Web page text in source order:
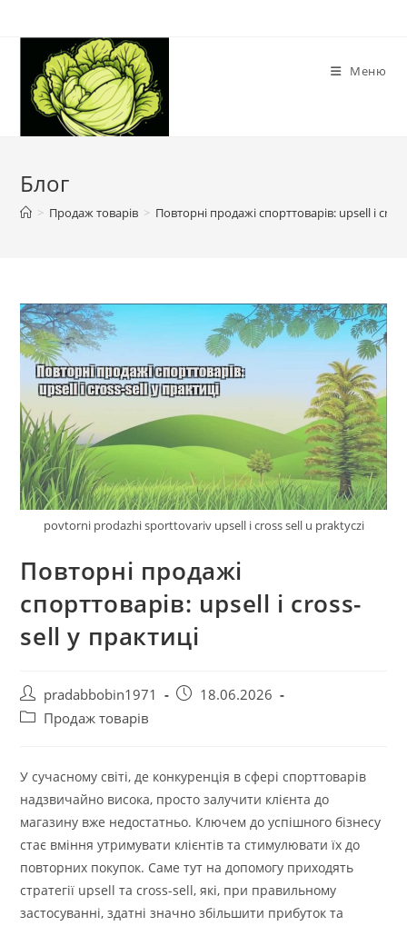
Меню
Блог
> Продаж товарів > Повторні продажі спорттоварів: upsell і
povtorni prodazhi sporttovariv upsell i cross sell u praktyczi
Повторні продажі
спорттоварів: upsell і cross-
sell у практиці
Автор
запису:
pradabbobin1971
Запис18.06.2026
Категорія
Продаж товарів
У сучасному світі, де конкуренція в сфері спорттоварів
надзвичайно висока, просто залучити клієнта до
магазину вже недостатньо. Ключем до успішного бізнесу
стає вміння утримувати клієнтів та стимулювати їх до
повторних покупок. Саме тут на допомогу приходять
стратегії upsell та cross-sell, які, при правильному
застосуванні, здатні значно збільшити прибуток та